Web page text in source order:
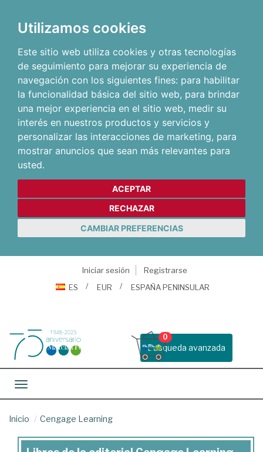
Utilizamos cookies
Este sitio web utiliza cookies y otras tecnologías
de seguimiento para mejorar su experiencia de
navegación con los siguientes fines: para habilitar
la funcionalidad básica del sitio web, para brindar
una mejor experiencia en el sitio web, medir su
interés en nuestros productos y servicios y
personalizar las interacciones de marketing, para
mostrar anuncios que sean más relevantes para
usted.
ACEPTAR
RECHAZAR
CAMBIAR PREFERENCIAS
Iniciar sesión
Registrarse
ES
EUR ESPAÑA PENINSULAR
Busqueda avanzada
0
Toggle navigation
Inicio Cengage Learning